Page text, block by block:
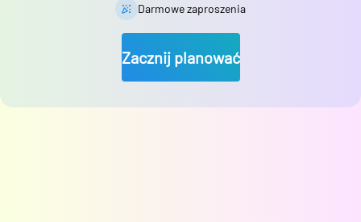
Darmowe zaproszenia
Zacznij planować